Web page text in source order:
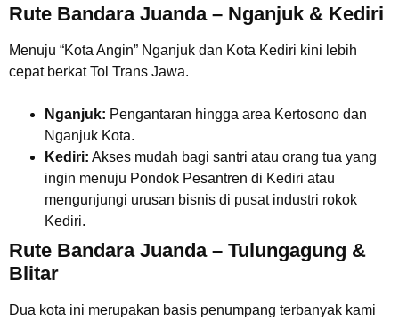
Rute Bandara Juanda – Nganjuk & Kediri
Menuju “Kota Angin” Nganjuk dan Kota Kediri kini lebih
cepat berkat Tol Trans Jawa.
Nganjuk: Pengantaran hingga area Kertosono dan
Nganjuk Kota.
Kediri: Akses mudah bagi santri atau orang tua yang
ingin menuju Pondok Pesantren di Kediri atau
mengunjungi urusan bisnis di pusat industri rokok
Kediri.
Rute Bandara Juanda – Tulungagung &
Blitar
Dua kota ini merupakan basis penumpang terbanyak kami